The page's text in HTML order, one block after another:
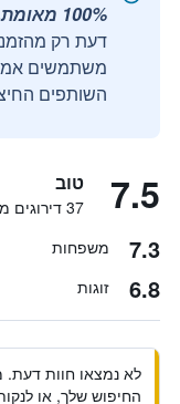
100% מאומת.
דעת רק
השותפים
7.5 טוב
37 דירוגים מאומתים
7.3 משפחות
6.8 זוגות
לא נמצאו חוות דעת.
החיפוש שלך, או